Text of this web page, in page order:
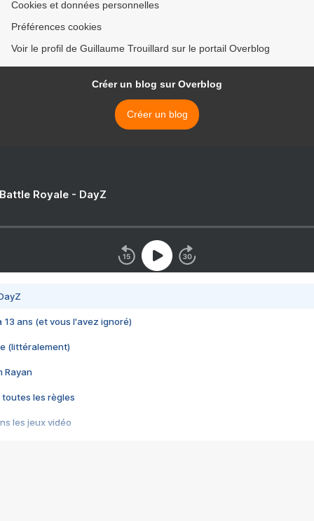
Cookies et données personnelles
Préférences cookies
Voir le profil de Guillaume Trouillard sur le portail Overblog
Créer un blog sur Overblog
Créer un blog
Royale - DayZ
13 ans (et vous l'avez ignoré)
(littéralement)
Rayan
toutes les règles
les jeux vidéo